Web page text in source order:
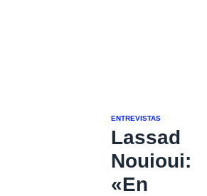
ENTREVISTAS
Lassad
Nouioui:
«En